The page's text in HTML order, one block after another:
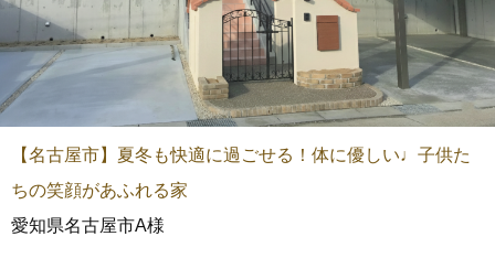
【名古屋市】夏冬も快適に過ごせる！体に優しい♩子供た
ちの笑顔があふれる家
愛知県名古屋市A様